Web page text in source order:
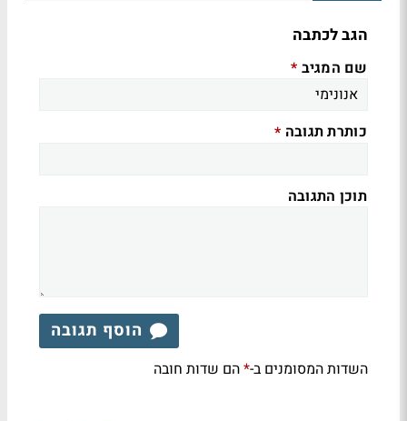
הגב לכתבה
שם המגיב *
כותרת תגובה *
תוכן התגובה
הוסף תגובה
השדות המסומנים ב-*הם שדות חובה